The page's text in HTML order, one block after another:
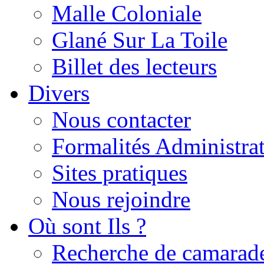
Malle Coloniale
Glané Sur La Toile
Billet des lecteurs
Divers
Nous contacter
Formalités
Sites pratiques
Nous rejoindre
Où sont Ils ?
Recherche de